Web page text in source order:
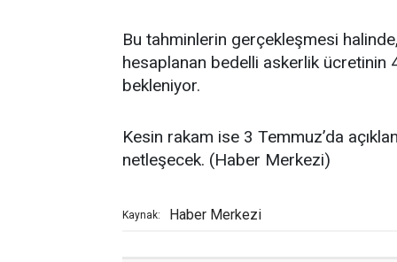
Bu tahminlerin gerçekleşmesi
hesaplanan bedelli askerlik ücretinin
bekleniyor.
Kesin rakam ise 3 Temmuz’da
netleşecek. (Haber Merkezi)
Kaynak: Haber Merkezi